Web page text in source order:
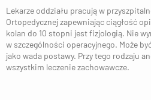
Lekarze oddziału pracują w
Ortopedycznej zapewniając ciągłość
kolan do 10 stopni jest fizjologią. Nie
w szczególności operacyjnego. Może
jako wada postawy. Przy tego rodzaju
wszystkim leczenie zachowawcze.